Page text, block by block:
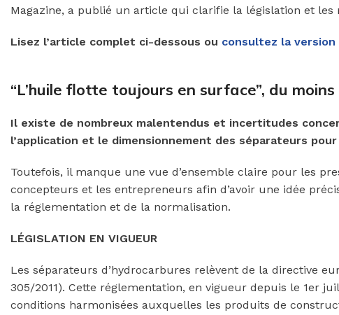
Magazine, a publié un article qui clarifie la législation et
Lisez l’article complet ci-dessous ou consultez la version
“L’huile flotte toujours en surface”, du
Il existe de nombreux malentendus et incertitudes
l’application et le dimensionnement des séparateurs
Toutefois, il manque une vue d’ensemble claire pour les
concepteurs et les entrepreneurs afin d’avoir une idée
la réglementation et de la normalisation.
LÉGISLATION EN VIGUEUR
Les séparateurs d’hydrocarbures relèvent de la directive
305/2011). Cette réglementation, en vigueur depuis le 1er
conditions harmonisées auxquelles les produits de